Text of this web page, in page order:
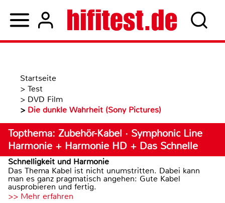
Startseite
> Test
> DVD Film
> Die dunkle Wahrheit (Sony Pictures)
Topthema: Zubehör-Kabel · Symphonic Line
Harmonie + Harmonie HD + Das Schnelle
Schnelligkeit und Harmonie
Das Thema Kabel ist nicht unumstritten. Dabei kann
man es ganz pragmatisch angehen: Gute Kabel
ausprobieren und fertig.
>> Mehr erfahren